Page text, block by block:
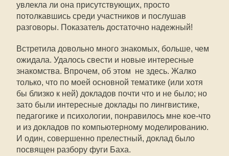
увлекла ли она присутствующих, просто
потолкавшись среди участников и послушав
разговоры. Показатель достаточно надежный!
Встретила довольно много знакомых, больше, чем
ожидала. Удалось свести и новые интересные
знакомства. Впрочем, об этом  не здесь. Жалко
только, что по моей основной тематике (или хотя
бы близко к ней) докладов почти что и не было; но
зато были интересные доклады по лингвистике,
педагогике и психологии, понравилось мне кое-что
и из докладов по компьютерному моделированию.
И один, совершенно прелестный, доклад было
посвящен разбору фуги Баха.